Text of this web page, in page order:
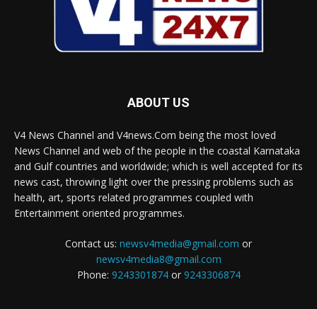
ABOUT US
V4 News Channel and V4news.Com being the most loved
News Channel and web of the people in the coastal Karnataka
and Gulf countries and worldwide; which is well accepted for its
news cast, throwing light over the pressing problems such as
health, art, sports related programmes coupled with
Entertainment oriented programmes.
Contact us: newsv4media@gmail.com or
newsv4media8@gmail.com
Phone: 9243301874or 9243306874